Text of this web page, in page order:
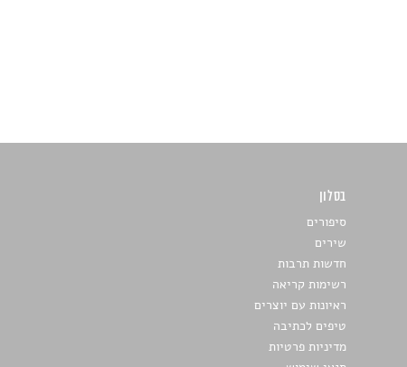
בסלון
סיפורים
שירים
חדשות תרבות
רשימות קריאה
ראיונות עם יוצרים
טיפים לכתיבה
מדיניות פרטיות